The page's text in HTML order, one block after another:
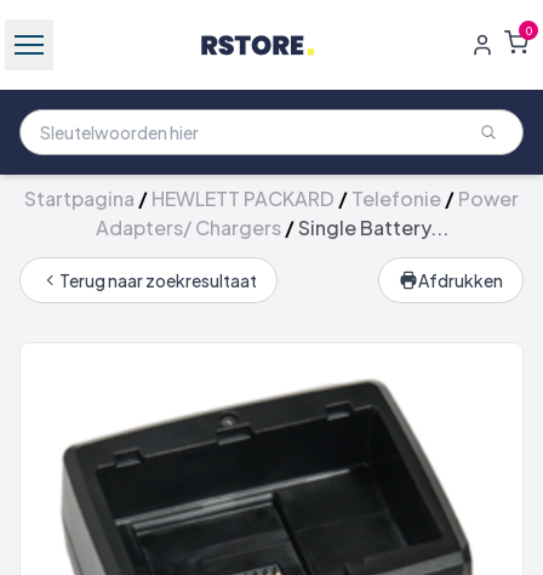
0
Startpagina /HEWLETT PACKARD /Telefonie/Power
Adapters/ Chargers/Single Battery...
Terug naar zoekresultaat Afdrukken